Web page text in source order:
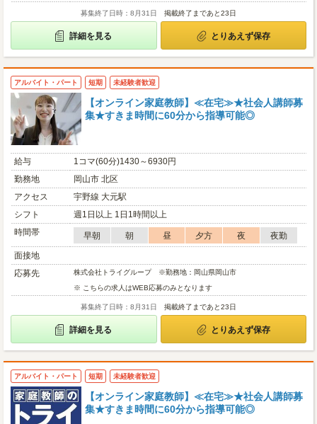
募集終了日時：8月31日 掲載終了まであと23日
詳細を見る とりあえず保存
アルバイト・パート 短期 未経験者歓迎
【オンライン家庭教師】≪在宅≫★社会人講師募
集★すきま時間に60分から指導可能◎
給与
1コマ(60分)1430～6930円
勤務地
岡山市 北区
アクセス
宇野線 大元駅
シフト
週1日以上 1日1時間以上
時間帯
早朝 朝 昼 夕方 夜
夜勤
面接地
応募先
株式会社トライグループ ※勤務地：岡山県岡山市
※ こちらの求人はWEB応募のみとなります
募集終了日時：8月31日 掲載終了まであと23日
詳細を見る とりあえず保存
アルバイト・パート 短期 未経験者歓迎
【オンライン家庭教師】≪在宅≫★社会人講師募
集★すきま時間に60分から指導可能◎